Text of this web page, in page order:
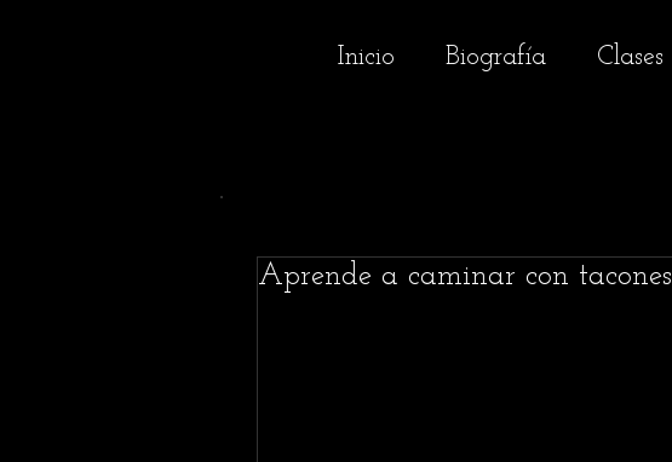
Inicio Biografía Clases
Aprende a caminar con tacones